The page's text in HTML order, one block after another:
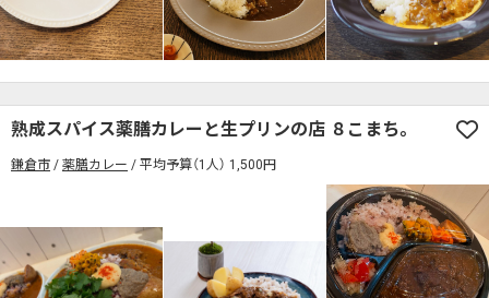
熟成スパイス薬膳カレーと生プリンの店 ８こまち。
鎌倉市 薬膳カレー 平均予算（1人） 1,500円